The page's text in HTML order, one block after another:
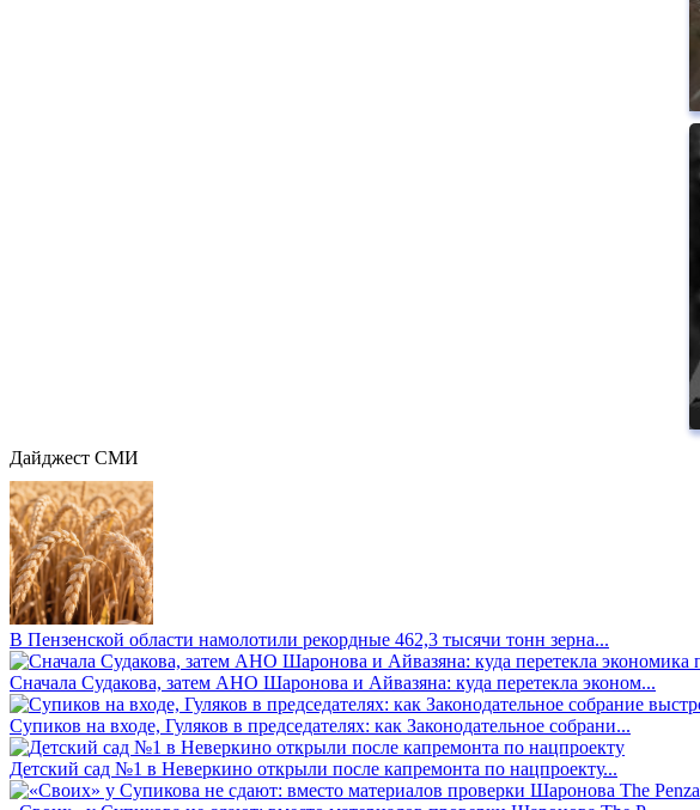
Дайджест СМИ
В Пензенской области намолотили рекордные 462,3 тысячи тонн зерна...
Сначала Судакова, затем АНО Шаронова и Айвазяна: куда перетекла эконом...
Супиков на входе, Гуляков в председателях: как Законодательное собрани...
Детский сад №1 в Неверкино открыли после капремонта по нацпроекту...